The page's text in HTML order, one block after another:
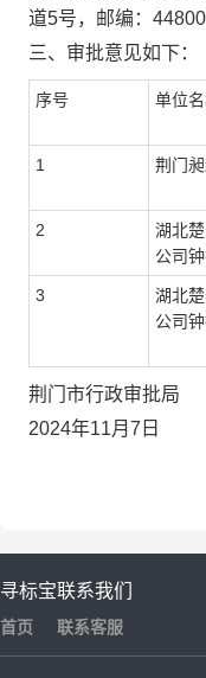
道5号， 邮编： 44
三、审批意见如下：
序号 单位
1 荆门
2
湖北
公司
3
湖北
公司
荆门市行政审批局
2024年11月 7 日
寻标宝
首页
联系我们
联系客服